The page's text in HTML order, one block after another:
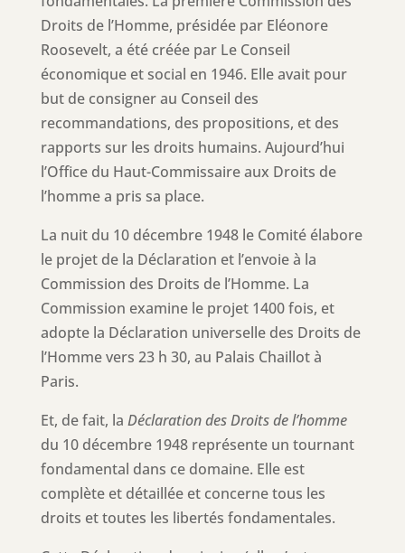
Droits de l’Homme, présidée par Eléonore
Roosevelt, a été créée par Le Conseil
économique et social en 1946. Elle avait pour
but de consigner au Conseil des
recommandations, des propositions, et des
rapports sur les droits humains. Aujourd’hui
l’Office du Haut-Commissaire aux Droits de
l’homme a pris sa place.
La nuit du 10 décembre 1948 le Comité élabore
le projet de la Déclaration et l’envoie à la
Commission des Droits de l’Homme. La
Commission examine le projet 1400 fois, et
adopte la Déclaration universelle des Droits de
l’Homme vers 23 h 30, au Palais Chaillot à
Paris.
Et, de fait, la Déclaration des Droits de l’homme
du 10 décembre 1948 représente un tournant
fondamental dans ce domaine. Elle est
complète et détaillée et concerne tous les
droits et toutes les libertés fondamentales.